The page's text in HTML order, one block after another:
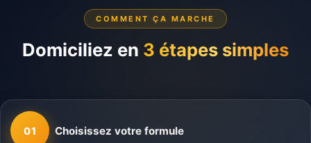
COMMENT ÇA MARCHE
Domiciliez en 3 étapes simples
01 Choisissez votre formule